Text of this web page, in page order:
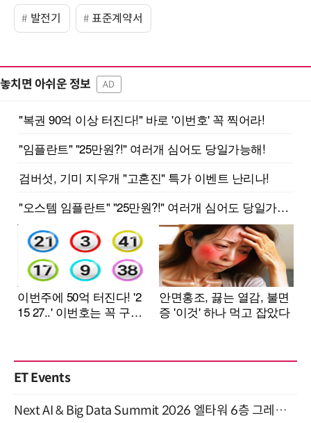
발전기 표준계약서
놓치면 아쉬운 정보 AD
ET Events
Next AI & Big Data Summit 2026 엘타워 6층 그레이스홀 개최 (9/18)